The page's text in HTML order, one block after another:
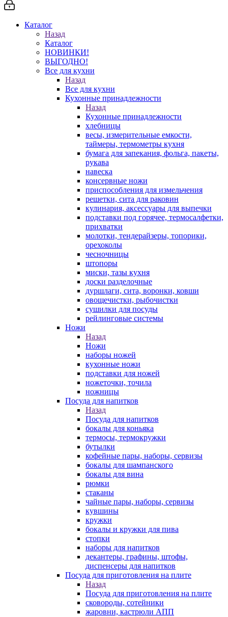
Каталог
Назад
Каталог
НОВИНКИ!
ВЫГОДНО!
Все для кухни
Назад
Все для кухни
Кухонные принадлежности
Назад
Кухонные принадлежности
хлебницы
весы, измерительные емкости,
таймеры, термометры кухня
бумага для запекания, фольга, пакеты,
рукава
навеска
консервные ножи
приспособления для измельчения
решетки, сита для раковин
кулинария, аксессуары для выпечки
подставки под горячее, термосалфетки,
прихватки
молотки, тендерайзеры, топорики,
орехоколы
чесночницы
штопоры
миски, тазы кухня
доски разделочные
дуршлаги, сита, воронки, ковши
овощечистки, рыбочистки
сушилки для посуды
рейлинговые системы
Ножи
Назад
Ножи
наборы ножей
кухонные ножи
подставки для ножей
ножеточки, точила
ножницы
Посуда для напитков
Назад
Посуда для напитков
бокалы для коньяка
термосы, термокружки
бутылки
кофейные пары, наборы, сервизы
бокалы для шампанского
бокалы для вина
рюмки
стаканы
чайные пары, наборы, сервизы
кувшины
кружки
бокалы и кружки для пива
стопки
наборы для напитков
декантеры, графины, штофы,
диспенсеры для напитков
Посуда для приготовления на плите
Назад
Посуда для приготовления на плите
сковороды, сотейники
жаровни, кастрюли АПП